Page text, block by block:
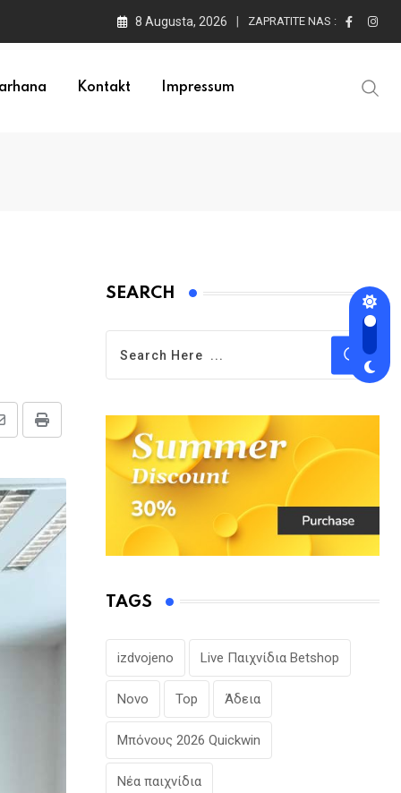
8 Augusta, 2026 ZAPRATITE NAS :
Kontakt Impressum
Print
SEARCH
TAGS
izdvojeno Live Παιχνίδια Betshop
Novo Top Άδεια
Μπόνους 2026 Quickwin
Νέα παιχνίδια